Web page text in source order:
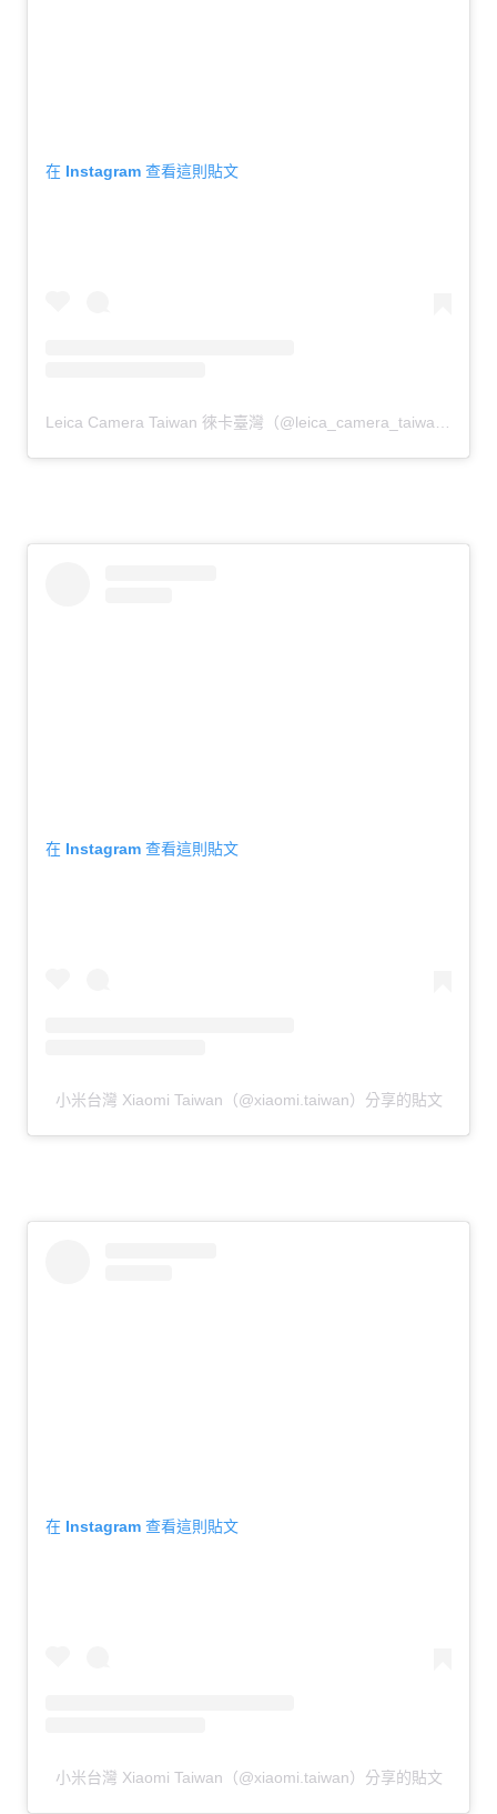
在 Instagram 查看這則貼文
Leica Camera Taiwan 徠卡臺灣（@leica_camera_taiwan）分享的貼文
在 Instagram 查看這則貼文
小米台灣 Xiaomi Taiwan（@xiaomi.taiwan）分享的貼文
在 Instagram 查看這則貼文
小米台灣 Xiaomi Taiwan（@xiaomi.taiwan）分享的貼文